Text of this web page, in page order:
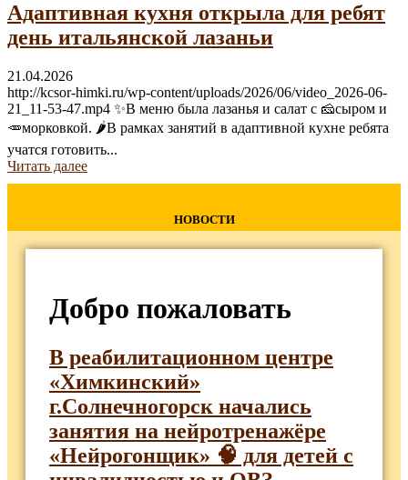
Адаптивная кухня открыла для ребят
день итальянской лазаньи
21.04.2026
http://kcsor-himki.ru/wp-content/uploads/2026/06/video_2026-06-
21_11-53-47.mp4 ✨В меню была лазанья и салат с 🧀сыром и
🥕морковкой. 🌶В рамках занятий в адаптивной кухне ребята
учатся готовить...
Читать далее
НОВОСТИ
Добро пожаловать
В реабилитационном центре
«Химкинский»
г.Солнечногорск начались
занятия на нейротренажёре
«Нейрогонщик» 🧠 для детей с